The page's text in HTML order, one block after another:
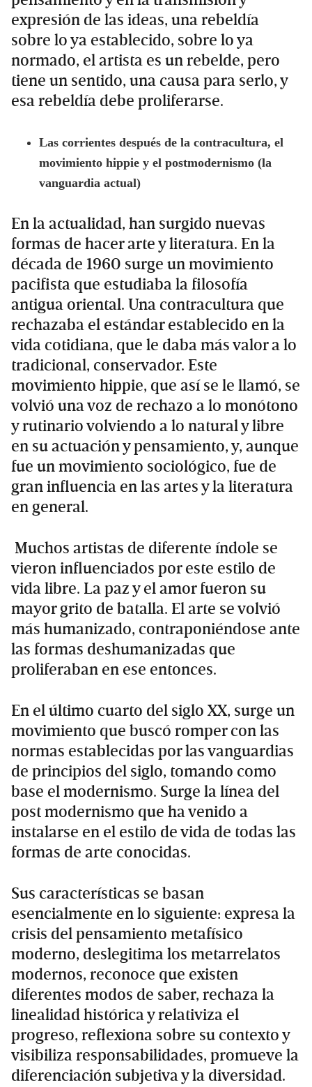
expresión de las ideas, una rebeldía
sobre lo ya establecido, sobre lo ya
normado, el artista es un rebelde, pero
tiene un sentido, una causa para serlo, y
esa rebeldía debe proliferarse.
Las corrientes después de la contracultura, el
movimiento hippie y el postmodernismo (la
vanguardia actual)
En la actualidad, han surgido nuevas
formas de hacer arte y literatura. En la
década de 1960 surge un movimiento
pacifista que estudiaba la filosofía
antigua oriental. Una contracultura que
rechazaba el estándar establecido en la
vida cotidiana, que le daba más valor a lo
tradicional, conservador. Este
movimiento hippie, que así se le llamó, se
volvió una voz de rechazo a lo monótono
y rutinario volviendo a lo natural y libre
en su actuación y pensamiento, y, aunque
fue un movimiento sociológico, fue de
gran influencia en las artes y la literatura
en general.
Muchos artistas de diferente índole se
vieron influenciados por este estilo de
vida libre. La paz y el amor fueron su
mayor grito de batalla. El arte se volvió
más humanizado, contraponiéndose ante
las formas deshumanizadas que
proliferaban en ese entonces.
En el último cuarto del siglo XX, surge un
movimiento que buscó romper con las
normas establecidas por las vanguardias
de principios del siglo, tomando como
base el modernismo. Surge la línea del
post modernismo que ha venido a
instalarse en el estilo de vida de todas las
formas de arte conocidas.
Sus características se basan
esencialmente en lo siguiente: expresa la
crisis del pensamiento metafísico
moderno, deslegitima los metarrelatos
modernos, reconoce que existen
diferentes modos de saber, rechaza la
linealidad histórica y relativiza el
progreso, reflexiona sobre su contexto y
visibiliza responsabilidades, promueve la
diferenciación subjetiva y la diversidad.